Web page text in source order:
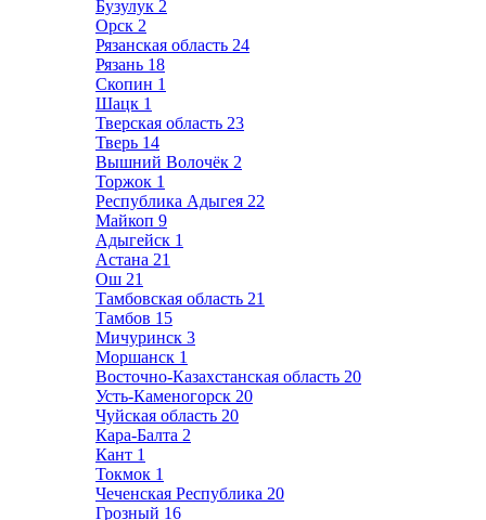
Бузулук 2
Орск 2
Рязанская область 24
Рязань 18
Скопин 1
Шацк 1
Тверская область 23
Тверь 14
Вышний Волочёк 2
Торжок 1
Республика Адыгея 22
Майкоп 9
Адыгейск 1
Астана 21
Ош 21
Тамбовская область 21
Тамбов 15
Мичуринск 3
Моршанск 1
Восточно-Казахстанская область 20
Усть-Каменогорск 20
Чуйская область 20
Кара-Балта 2
Кант 1
Токмок 1
Чеченская Республика 20
Грозный 16